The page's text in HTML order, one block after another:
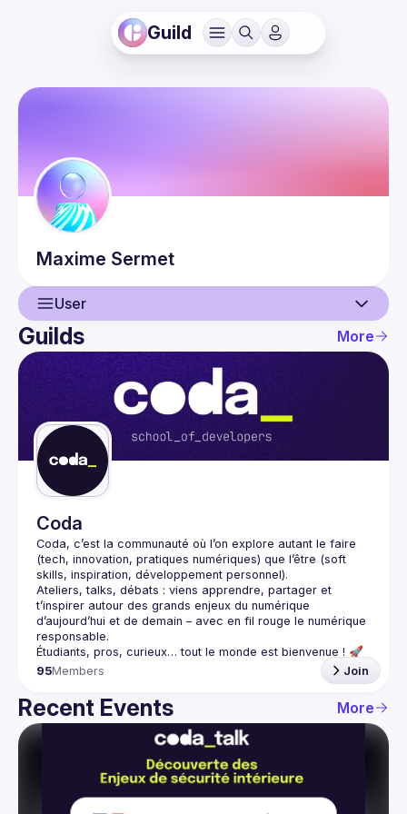
Guild
Maxime Sermet
User
User
Guilds
Guilds More
Coda
Coda, c’est la communauté où l’on explore autant le faire
(tech, innovation, pratiques numériques) que l’être (soft
skills, inspiration, développement personnel).
Ateliers, talks, débats : viens apprendre, partager et
t’inspirer autour des grands enjeux du numérique
d’aujourd’hui et de demain – avec en fil rouge le numérique
responsable.
95Members Join
Recent Events More